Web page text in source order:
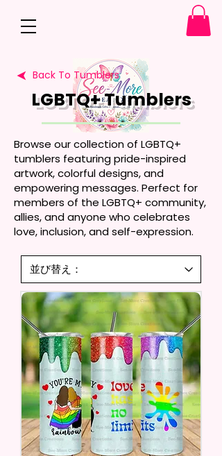
Back To Tumblers
LGBTQ+ Tumblers
Browse our collection of LGBTQ+
tumblers featuring pride-inspired
artwork, colorful designs, and
empowering messages. Perfect for
members of the LGBTQ+ community,
allies, and anyone who celebrates
love, inclusion, and self-expression.